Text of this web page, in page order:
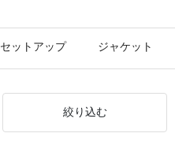
セットアップ ジャケット
絞り込む